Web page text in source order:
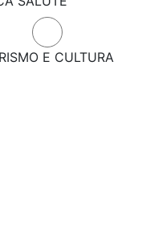
E CULTURA